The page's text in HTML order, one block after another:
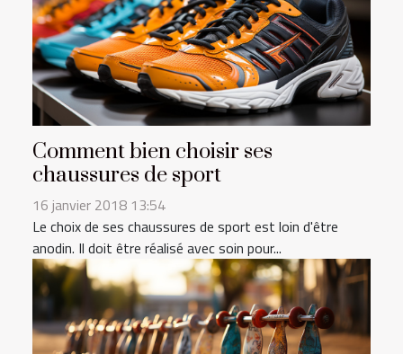
Comment bien choisir ses
chaussures de sport
16 janvier 2018 13:54
Le choix de ses chaussures de sport est loin d'être
anodin. Il doit être réalisé avec soin pour...